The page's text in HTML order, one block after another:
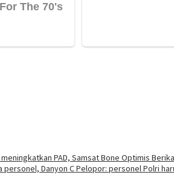
PAD, Samsat Bone Optimis
Danyon C Pelopor: personel Polri